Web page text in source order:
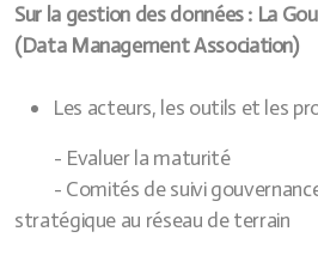
Sur la gestion des données : La
(Data Management Association)
Les acteurs, les outils et les
- Evaluer la maturité
- Comités de suivi gouvernance
stratégique au réseau de terrain